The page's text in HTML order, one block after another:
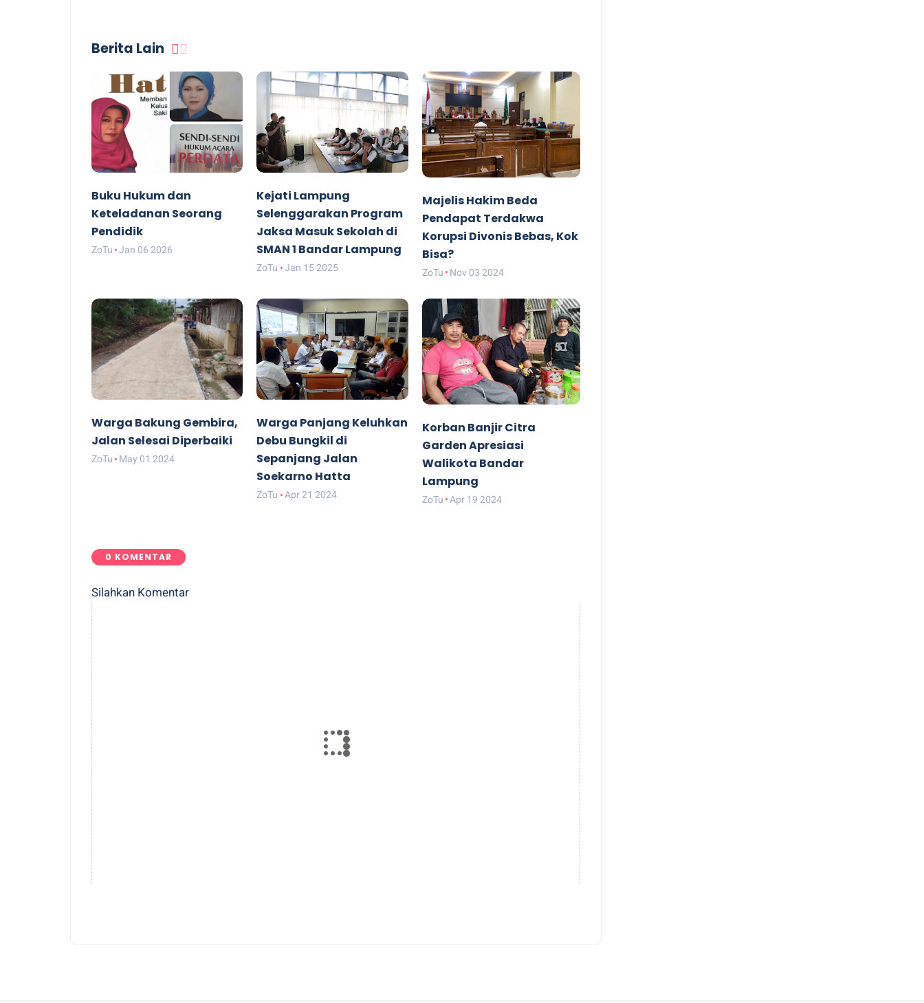
Berita Lain
Buku Hukum dan
Keteladanan Seorang
Pendidik
ZoTu Jan 06 2026
Kejati Lampung
Selenggarakan Program
Jaksa Masuk Sekolah di
SMAN 1 Bandar Lampung
ZoTu Jan 15 2025
Majelis Hakim Beda
Pendapat Terdakwa
Korupsi Divonis Bebas, Kok
Bisa?
ZoTu Nov 03 2024
Warga Bakung Gembira,
Jalan Selesai Diperbaiki
ZoTu May 01 2024
Warga Panjang Keluhkan
Debu Bungkil di
Sepanjang Jalan
Soekarno Hatta
ZoTu Apr 21 2024
Korban Banjir Citra
Garden Apresiasi
Walikota Bandar
Lampung
ZoTu Apr 19 2024
0 KOMENTAR
Silahkan Komentar